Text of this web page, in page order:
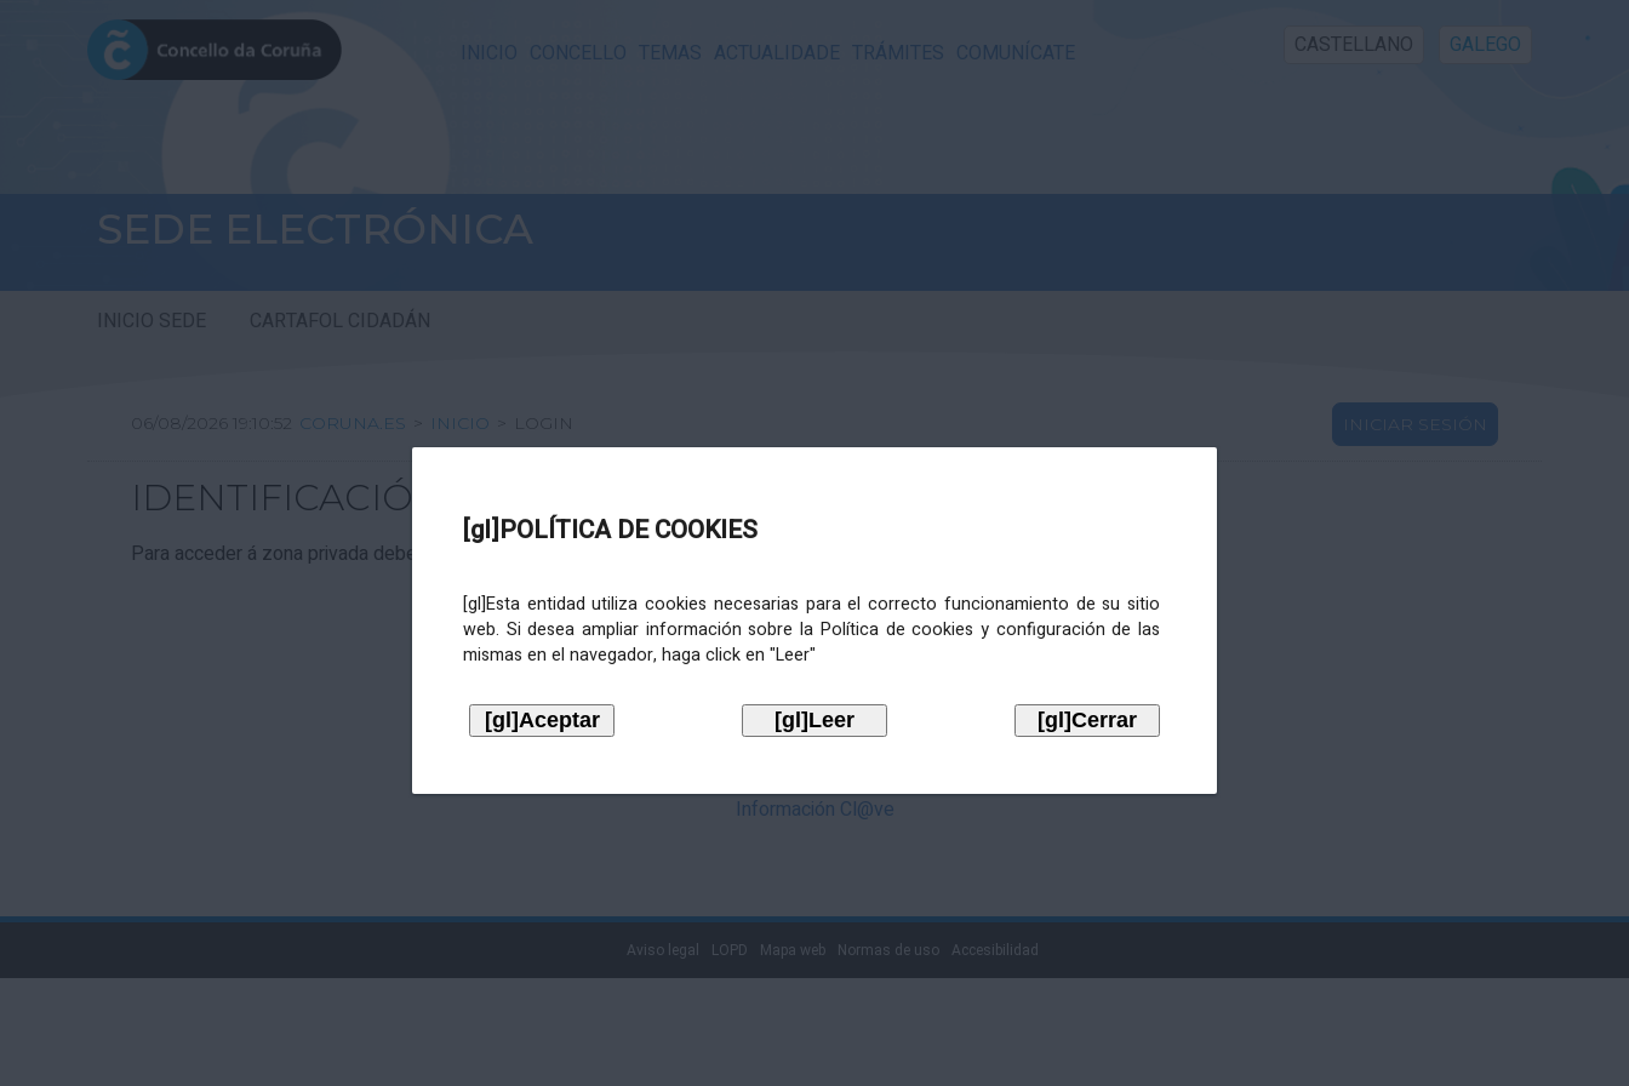
INICIO CONCELLO TEMAS ACTUALIDADE TRÁMITES COMUNÍCATE CASTELLANO GALEGO
SEDE ELECTRÓNICA
INICIO SEDE CARTAFOL CIDADÁN
[gl]POLÍTICA DE COOKIES
[gl]Esta entidad utiliza cookies necesarias para el correcto funcionamiento de su sitio
web. Si desea ampliar información sobre la Política de cookies y configuración de las
mismas en el navegador, haga click en "Leer"
06/08/2026 19:10:52 CORUNA.ES > INICIO > LOGIN INICIAR SESIÓN
IDENTIFICACIÓN
Para acceder á zona privada debe identificarse mediante Cl@ve. Pulse no logotipo
Información Cl@ve
Aviso legal LOPD Mapa web Normas de uso Accesibilidad